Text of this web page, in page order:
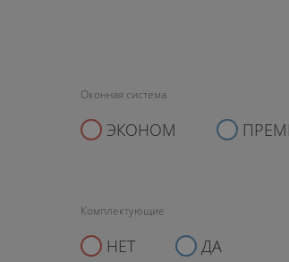
Оконная система
ЭКОНОМ
Комплектующие
НЕТ ДА